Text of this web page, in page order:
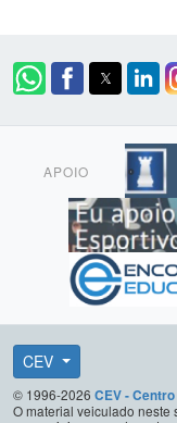
APOIO
CEV
© 1996-2026 CEV -
O material veiculado neste